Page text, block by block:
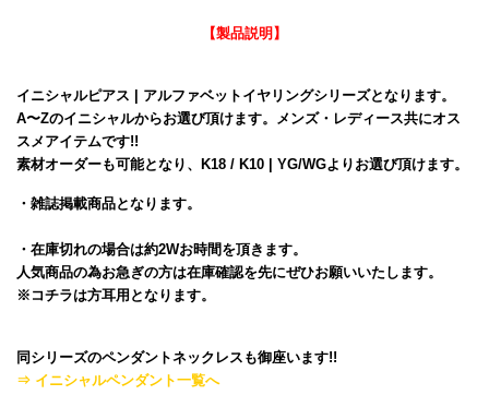
【製品説明】
イニシャルピアス | アルファベットイヤリングシリーズとなります。
A〜Zのイニシャルからお選び頂けます。メンズ・レディース共にオス
スメアイテムです!!
素材オーダーも可能となり、K18 / K10 | YG/WGよりお選び頂けます。
・雑誌掲載商品となります。
・在庫切れの場合は約2Wお時間を頂きます。
人気商品の為お急ぎの方は在庫確認を先にぜひお願いいたします。
※コチラは方耳用となります。
同シリーズのペンダントネックレスも御座います!!
⇒ イニシャルペンダント一覧へ